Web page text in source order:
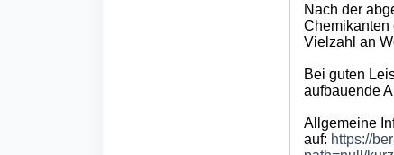
Nach der
Chemikanten
Vielzahl an
Bei guten
aufbauende
Allgemeine
auf: https://